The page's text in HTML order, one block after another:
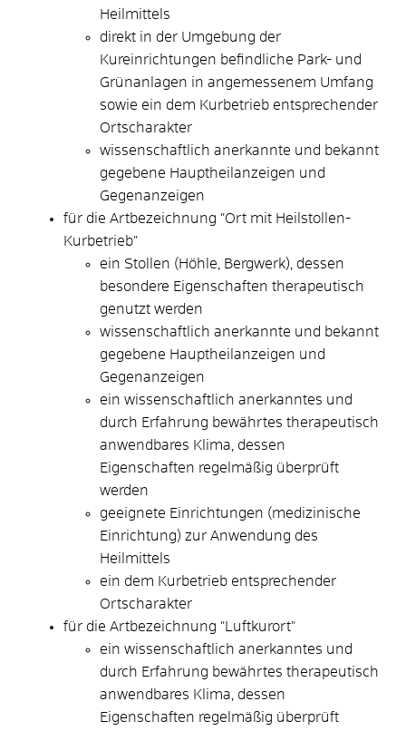
Heilmittels
direkt in der Umgebung der
Kureinrichtungen befindliche Park- und
Grünanlagen in angemessenem Umfang
sowie ein dem Kurbetrieb entsprechender
Ortscharakter
wissenschaftlich anerkannte und bekannt
gegebene Hauptheilanzeigen und
Gegenanzeigen
für die Artbezeichnung "Ort mit Heilstollen-
Kurbetrieb"
ein Stollen (Höhle, Bergwerk), dessen
besondere Eigenschaften therapeutisch
genutzt werden
wissenschaftlich anerkannte und bekannt
gegebene Hauptheilanzeigen und
Gegenanzeigen
ein wissenschaftlich anerkanntes und
durch Erfahrung bewährtes therapeutisch
anwendbares Klima, dessen
Eigenschaften regelmäßig überprüft
werden
geeignete Einrichtungen (medizinische
Einrichtung) zur Anwendung des
Heilmittels
ein dem Kurbetrieb entsprechender
Ortscharakter
für die Artbezeichnung "Luftkurort"
ein wissenschaftlich anerkanntes und
durch Erfahrung bewährtes therapeutisch
anwendbares Klima, dessen
Eigenschaften regelmäßig überprüft